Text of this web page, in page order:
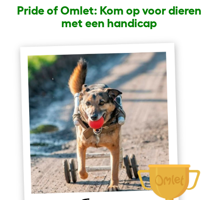
Pride of Omlet: Kom op voor dieren
met een handicap